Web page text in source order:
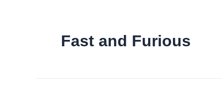
Fast and Furious